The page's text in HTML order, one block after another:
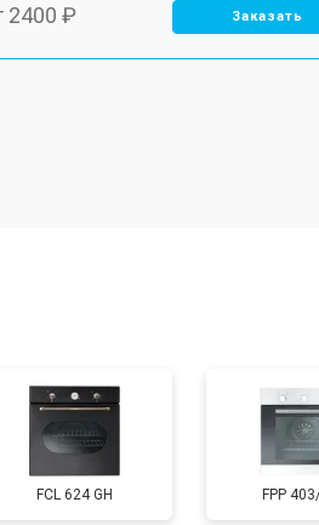
2400 ₽ Заказать
4500 ₽ Заказать
FCL 624 GH FPP